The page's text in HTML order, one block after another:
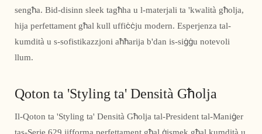
sengħa. Bid-disinn sleek tagħha u l-materjali ta 'kwalità għolja,
hija perfettament għal kull uffiċċju modern. Esperjenza tal-
kumdità u s-sofistikazzjoni aħħarija b'dan is-siġġu notevoli
llum.
Qoton ta 'Styling ta' Densità Għolja
Il-Qoton ta 'Styling ta' Densità Għolja tal-President tal-Maniġer